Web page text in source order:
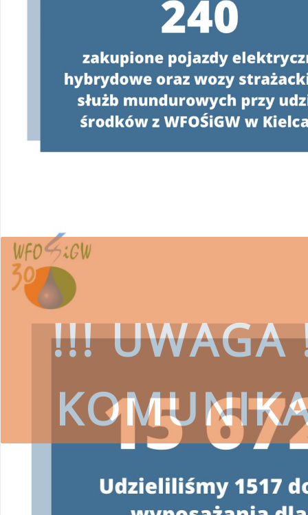
W związku z realizacją Programu„Czyste
wsparcie w uzyskaniu dofinansowania i
!!! UWAGA